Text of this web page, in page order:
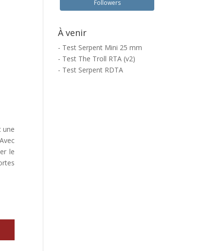
une
le
Followers
À venir
- Test Serpent Mini 25 mm
- Test The Troll RTA (v2)
- Test Serpent RDTA